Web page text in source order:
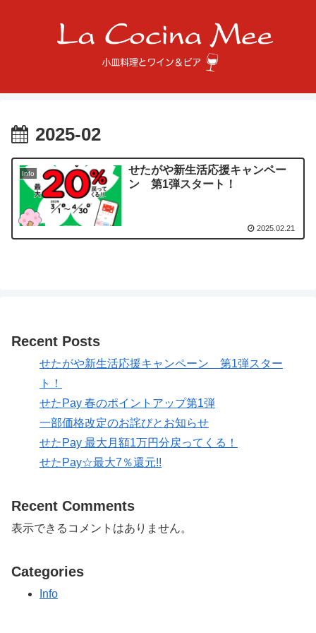
2025-02
Info
せたがや新生活応援キャンペー
ン 第1弾スタート！
2025.02.21
Recent Posts
せたがや新生活応援キャンペーン 第1弾スター
ト！
せたPay 春のポイントアップ第1弾
一部価格改定のお詫びとお知らせ
せたPay 最大月額1万円分戻ってくる！
せたPay☆最大7％還元!!
Recent Comments
表示できるコメントはありません。
Categories
Info